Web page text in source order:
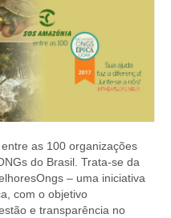
as 100 organizações
do Brasil. Trata-se da
– uma iniciativa
com o objetivo
e transparência no